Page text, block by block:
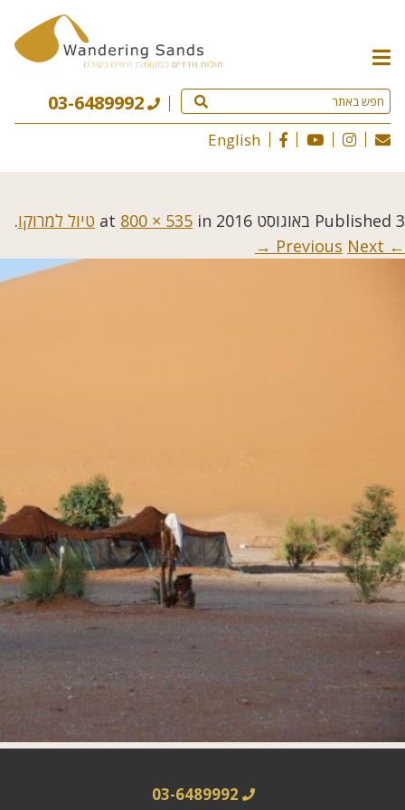
תפריט
האתר
03-6489992
English
Published 3 באוגוסט 2016 800 × 535 in טיול למרוקו.
← Previous
Next →
03-6489992